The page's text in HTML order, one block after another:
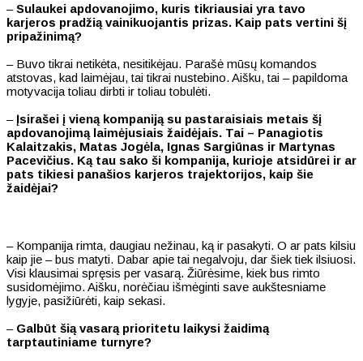
–Sulaukei apdovanojimo, kuris tikriausiai yra tavo
karjeros pradžią vainikuojantis prizas. Kaip pats vertini šį
pripažinimą?
– Buvo tikrai netikėta, nesitikėjau. Parašė mūsų komandos
atstovas, kad laimėjau, tai tikrai nustebino. Aišku, tai – papildoma
motyvacija toliau dirbti ir toliau tobulėti.
– Įsirašei į vieną kompaniją su pastaraisiais metais šį
apdovanojimą laimėjusiais žaidėjais. Tai – Panagiotis
Kalaitzakis, Matas Jogėla, Ignas Sargiūnas ir Martynas
Pacevičius. Ką tau sako ši kompanija, kurioje atsidūrei ir ar
pats tikiesi panašios karjeros trajektorijos, kaip šie
žaidėjai?
– Kompanija rimta, daugiau nežinau, ką ir pasakyti. O ar pats kilsiu
kaip jie – bus matyti. Dabar apie tai negalvoju, dar šiek tiek ilsiuosi.
Visi klausimai spręsis per vasarą. Žiūrėsime, kiek bus rimto
susidomėjimo. Aišku, norėčiau išmėginti save aukštesniame
lygyje, pasižiūrėti, kaip sekasi.
– Galbūt šią vasarą prioritetu laikysi žaidimą
tarptautiniame turnyre?